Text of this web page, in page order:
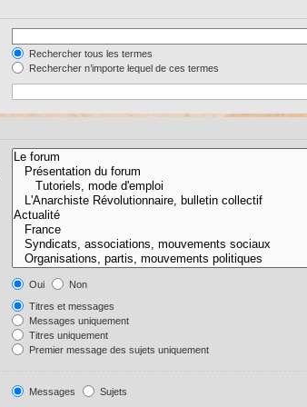
Rechercher tous les termes
Rechercher n’importe lequel de ces termes
Oui
Non
Titres et messages
Messages uniquement
Titres uniquement
Premier message des sujets uniquement
Messages Sujets